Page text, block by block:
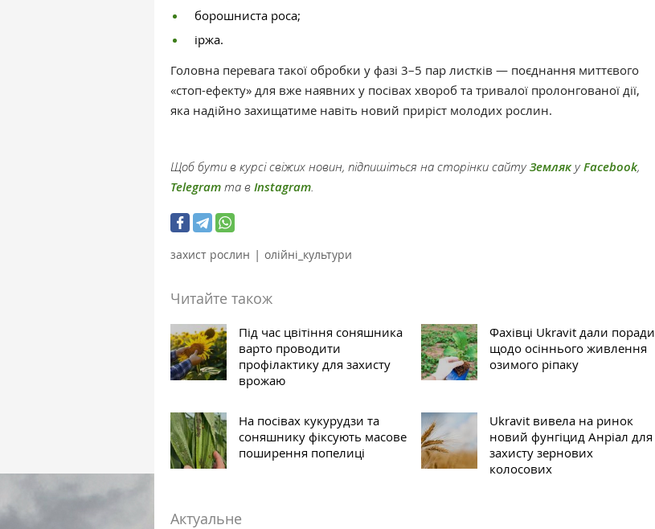
борошниста роса;
іржа.
Головна перевага такої обробки у фазі 3–5 пар листків — поєднання миттєвого
«стоп-ефекту» для вже наявних у посівах хвороб та тривалої пролонгованої дії,
яка надійно захищатиме навіть новий приріст молодих рослин.
Щоб бути в курсі свіжих новин, підпишіться на сторінки сайтуЗемлякуFacebook,
Telegram та в Instagram.
захист рослин | олійні_культури
Читайте також
Під час цвітіння соняшника
варто проводити
профілактику для захисту
врожаю
Фахівці Ukravit дали поради
щодо осіннього живлення
озимого ріпаку
На посівах кукурудзи та
соняшнику фіксують масове
поширення попелиці
Ukravit вивела на ринок
новий фунгіцид Анріал для
захисту зернових
колосових
Актуальне